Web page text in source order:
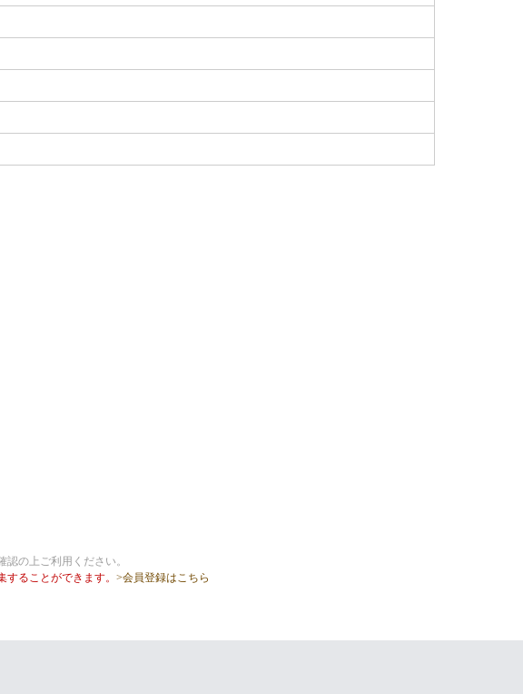
の上ご利用ください。
ることができます。 >会員登録はこちら